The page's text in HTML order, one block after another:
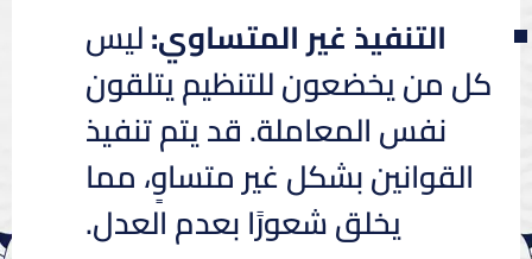
التنفيذ غير المتساوي:ليس
كل من يخضعون للتنظيم يتلقون
نفس المعاملة. قد يتم تنفيذ
القوانين بشكل غير متساوٍ، مما
يخلق شعورًا بعدم العدل.